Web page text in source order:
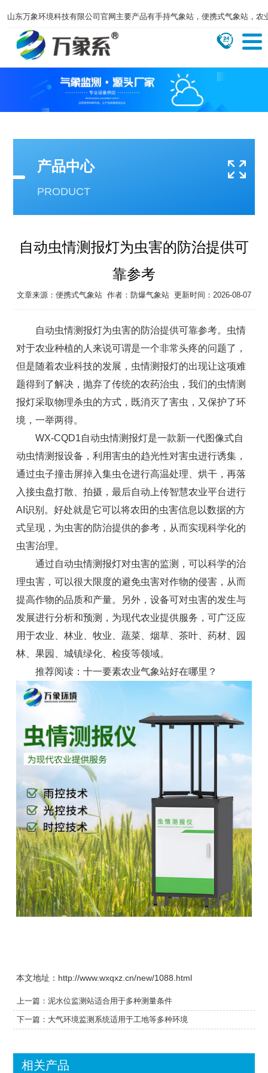
山东万象环境科技有限公司官网主要产品有手持气象站，便携式气象站，
产品中心
PRODUCT
自动虫情测报灯为虫害的防治提供可
靠参考
文章来源： 便携式气象站 作者： 防爆气象站 更新时间：2026-08-07
自动虫情测报灯为虫害的防治提供可靠参考。虫情
对于农业种植的人来说可谓是一个非常头疼的问题了，
但是随着农业科技的发展，虫情测报灯的出现让这项难
题得到了解决，抛弃了传统的农药治虫，我们的虫情测
报灯采取物理杀虫的方式，既消灭了害虫，又保护了环
境，一举两得。
WX-CQD1自动虫情测报灯是一款新一代图像式自
动虫情测报设备，利用害虫的趋光性对害虫进行诱集，
通过虫子撞击屏掉入集虫仓进行高温处理、烘干，再落
入接虫盘打散、拍摄，最后自动上传智慧农业平台进行
AI识别。好处就是它可以将农田的虫害信息以数据的方
式呈现，为虫害的防治提供的参考，从而实现科学化的
虫害治理。
通过自动虫情测报灯对虫害的监测，可以科学的治
理虫害，可以很大限度的避免虫害对作物的侵害，从而
提高作物的品质和产量。另外，设备可对虫害的发生与
发展进行分析和预测，为现代农业提供服务，可广泛应
用于农业、林业、牧业、蔬菜、烟草、茶叶、药材、园
林、果园、城镇绿化、检疫等领域。
推荐阅读： 十一要素农业气象站好在哪里？
本文地址：http://www.wxqxz.cn/new/1088.html
上一篇： 泥水位监测站适合用于多种测量条件
下一篇： 大气环境监测系统适用于工地等多种环境
相关产品